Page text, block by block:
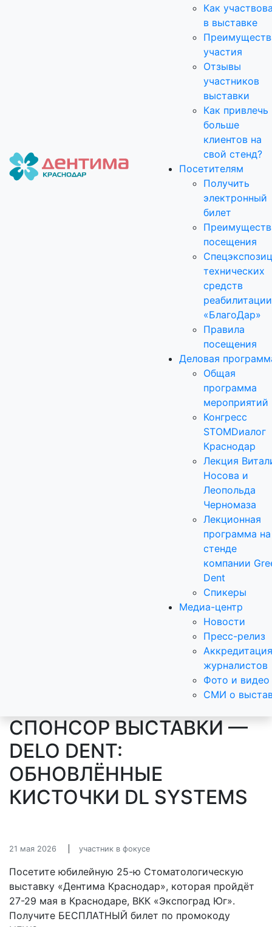
Как
в выставке
участия
Отзывы
участников
выставки
Как привлечь
больше
клиентов на
свой стенд?
Посетителям
Получить
электронный
билет
посещения
технических
средств
реабилитации
«БлагоДар»
Правила
посещения
Деловая
Общая
программа
мероприятий
Конгресс
STOMDиалог
Краснодар
Лекция
Носова и
Леопольда
Черномаза
Лекционная
программа на
стенде
компании
Dent
Спикеры
Медиа-центр
Новости
Пресс-релиз
Аккредитация
журналистов
Фото и видео
СМИ о
СПОНСОР ВЫСТАВКИ —
DELO DENT:
ОБНОВЛЁННЫЕ
КИСТОЧКИ DL SYSTEMS
21 мая 2026 участник в фокусе
Посетите юбилейную 25-ю Стоматологическую
выставку «Дентима Краснодар», которая пройдёт
27-29 мая в Краснодаре, ВКК «Экспоград Юг».
Получите БЕСПЛАТНЫЙ билет по промокоду